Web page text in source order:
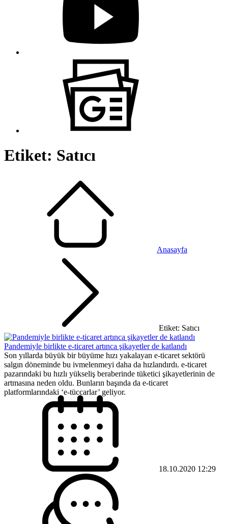
Etiket: Satıcı
Anasayfa
Etiket: Satıcı
Pandemiyle birlikte e-ticaret artınca şikayetler de katlandı
Son yıllarda büyük bir büyüme hızı yakalayan e-ticaret sektörü
salgın döneminde bu ivmelenmeyi daha da hızlandırdı. e-ticaret
pazarındaki bu hızlı yükseliş beraberinde tüketici şikayetlerinin de
artmasına neden oldu. Bunların başında da e-ticaret
platformlarındaki ‘e-tüccarlar’ geliyor.
18.10.2020 12:29